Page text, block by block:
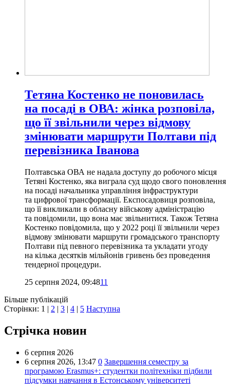
Тетяна Костенко не поновилась
на посаді в ОВА: жінка розповіла,
що її звільнили через відмову
змінювати маршрути Полтави під
перевізника Іванова
Полтавська ОВА не надала доступу до робочого місця
Тетяні Костенко, яка виграла суд щодо свого поновлення
на посаді начальника управління інфраструктури
та цифрової трансформації. Експосадовиця розповіла,
що її викликали в обласну військову адміністрацію
та повідомили, що вона має звільнитися. Також Тетяна
Костенко повідомила, що у 2022 році її звільнили через
відмову змінювати маршрути громадського транспорту
Полтави під певного перевізника та укладати угоду
на кілька десятків мільйонів гривень без проведення
тендерної процедури.
25 серпня 2024, 09:4811
Більше публікацій
Сторінки: 1 | 2 | 3 | 4 | 5 Наступна
Стрічка новин
6 серпня 2026
6 серпня 2026, 13:47 0 Завершення семестру за
програмою Erasmus+: студентки політехніки підбили
підсумки навчання в Естонському університеті